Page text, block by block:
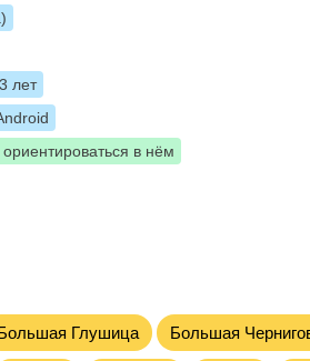
лет
в нём
Глушица Большая